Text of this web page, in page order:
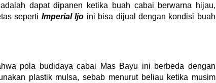
dapat dipanen ketika buah cabai berwarna hijau,
seperti Imperial Ijo ini bisa dijual dengan kondisi buah
pola budidaya cabai Mas Bayu ini berbeda dengan
plastik mulsa, sebab menurut beliau ketika musim